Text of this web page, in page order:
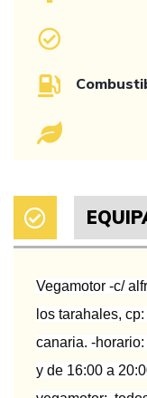
Vegamotor -c/
los tarahales,
canaria. -
y de 16:00 a